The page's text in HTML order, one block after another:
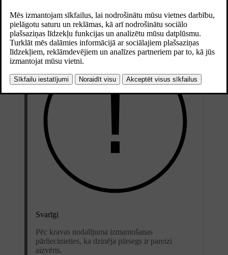
uzlādes kabeli un riepas caurdūruma remonta komplektu.
Svarīgi
Pēc kravas nodalījuma izmantošanas
pārliecinieties, ka dzinēja pārsegs ir pareizi
aizvērts.